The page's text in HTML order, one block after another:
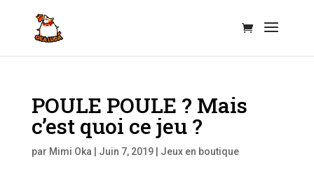
POULE POULE ? Mais
c’est quoi ce jeu ?
par Mimi Oka Juin 7, 2019| Jeux en boutique